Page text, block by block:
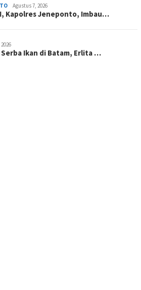
Agustus 7, 2026
Kapolres Jeneponto, Imbau…
Serba Ikan di Batam, Erlita …